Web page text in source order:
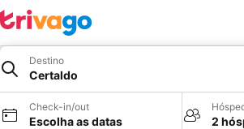
Destino
Certaldo
Check-in/out
Escolha as datas 2